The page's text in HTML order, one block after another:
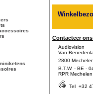
Contacteer
Audiovision
Van
2800
B.T.W. - BE -
RPR Mechelen
Tel +32